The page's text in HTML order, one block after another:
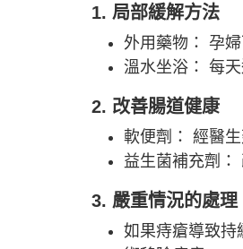
1. 局部緩解方法
外用藥物： 孕
溫水坐浴： 每
2. 改善腸道健康
軟便劑： 經醫
益生菌補充劑：
3. 嚴重情況的處理
如果痔瘡導致持